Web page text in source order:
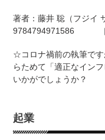
起業
著者：藤井 聡（フジイ
9784794971586 ［
☆コロナ禍前の執筆で
らためて「適正なイン
いかがでしょうか？